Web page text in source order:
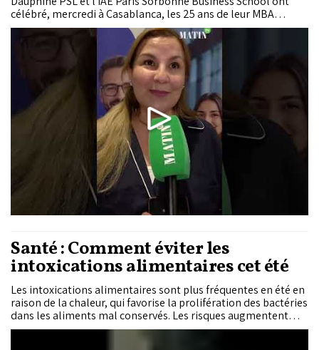
célébré, mercredi à Casablanca, les 25 ans de leur MBA
conjoint. En un quart de siècle, ce programme de formation
exécutive a accompagné plus de 800 cadres, dirigeants et
entrepreneurs au Maroc et en Afrique, tout en ouvrant une
réflexion sur les compétences attendues des décideurs de
Santé : Comment éviter les
intoxications alimentaires cet été
Les intoxications alimentaires sont plus fréquentes en été en
raison de la chaleur, qui favorise la prolifération des bactéries
dans les aliments mal conservés. Les risques augmentent
également avec les pique-niques, les voyages, les repas à
l'extérieur et les ruptures de la chaîne du froid.